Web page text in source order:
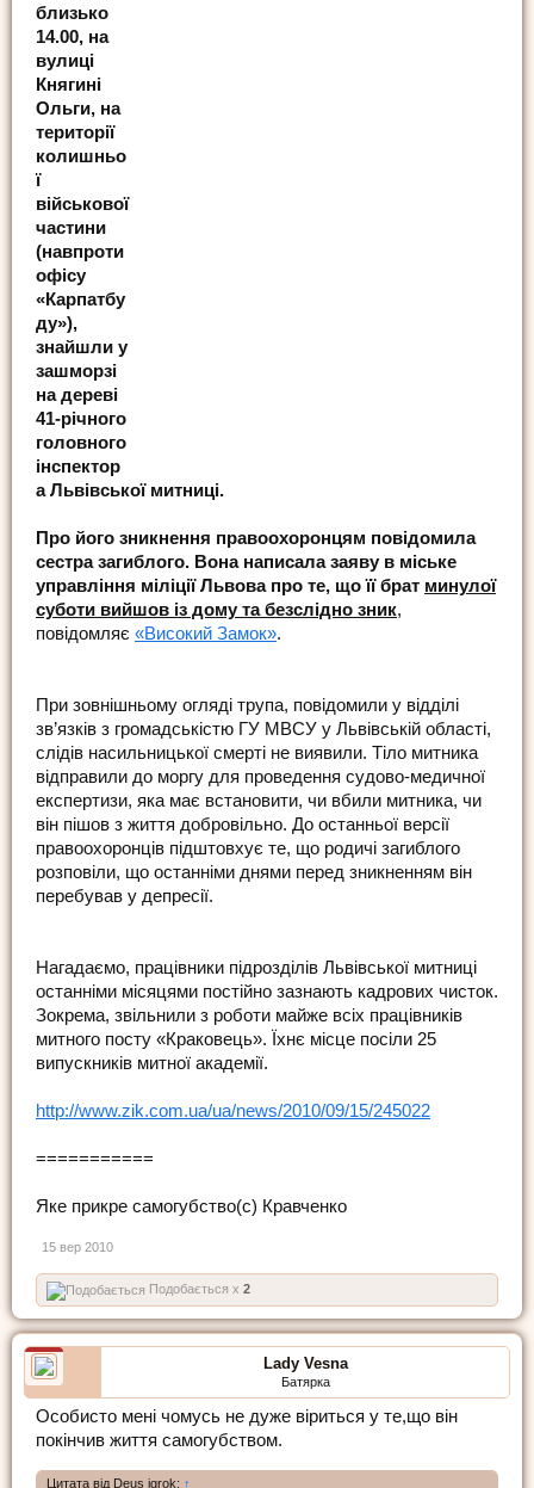
близько
14.00, на
вулиці
Княгині
Ольги, на
території
колишньо
ї
військової
частини
(навпроти
офісу
«Карпатбу
ду»),
знайшли у
зашморзі
на дереві
41-річного
головного
інспектор
а Львівської митниці.
Про його зникнення правоохоронцям повідомила
сестра загиблого. Вона написала заяву в міське
управління міліції Львова про те, що її брат минулої
суботи вийшов із дому та безслідно зник,
повідомляє «Високий Замок».
При зовнішньому огляді трупа, повідомили у відділі
зв’язків з громадськістю ГУ МВСУ у Львівській області,
слідів насильницької смерті не виявили. Тіло митника
відправили до моргу для проведення судово-медичної
експертизи, яка має встановити, чи вбили митника, чи
він пішов з життя добровільно. До останньої версії
правоохоронців підштовхує те, що родичі загиблого
розповіли, що останніми днями перед зникненням він
перебував у депресії.
Нагадаємо, працівники підрозділів Львівської митниці
останніми місяцями постійно зазнають кадрових чисток.
Зокрема, звільнили з роботи майже всіх працівників
митного посту «Краковець». Їхнє місце посіли 25
випускників митної академії.
http://www.zik.com.ua/ua/news/2010/09/15/245022
===========
Яке прикре самогубство(с) Кравченко
15 вер 2010
Подобається x 2
Lady Vesna
Батярка
Особисто мені чомусь не дуже віриться у те,що він
покінчив життя самогубством.
Цитата від Deus igrok: ↑